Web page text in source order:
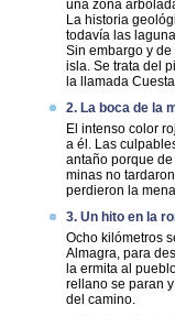
una zona
La historia
todavía las
Sin embargo y
isla. Se trata del
la llamada
2. La boca de la
El intenso color
a él. Las
antaño porque
minas no
perdieron la
3. Un hito en la
Ocho kilómetros
Almagra, para
la ermita al
rellano se paran
del camino.